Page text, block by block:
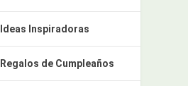
Ideas Inspiradoras
Regalos de Cumpleaños